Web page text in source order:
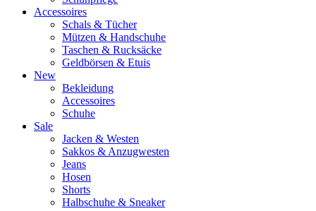
Accessoires
Schals & Tücher
Mützen & Handschuhe
Taschen & Rucksäcke
Geldbörsen & Etuis
New
Bekleidung
Accessoires
Schuhe
Sale
Jacken & Westen
Sakkos & Anzugwesten
Jeans
Hosen
Shorts
Halbschuhe & Sneaker